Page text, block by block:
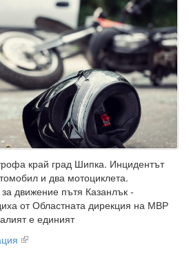
край град Шипка. Инцидентът
и два мотоциклета.
движение пътя Казанлък -
от Областната дирекция на МВР
е единият